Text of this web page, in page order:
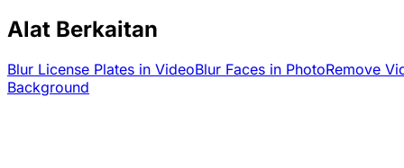
Alat Berkaitan
Blur License Plates in VideoBlur Faces in PhotoRemove
Background